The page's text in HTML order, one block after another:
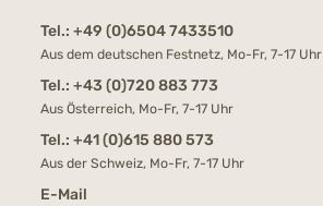
Tel.: +49 (0)6504 7433510
Aus dem deutschen Festnetz, Mo-Fr, 7-17 Uhr
Tel.: +43 (0)720 883 773
Aus Österreich, Mo-Fr, 7-17 Uhr
Tel.: +41 (0)615 880 573
Aus der Schweiz, Mo-Fr, 7-17 Uhr
E-Mail